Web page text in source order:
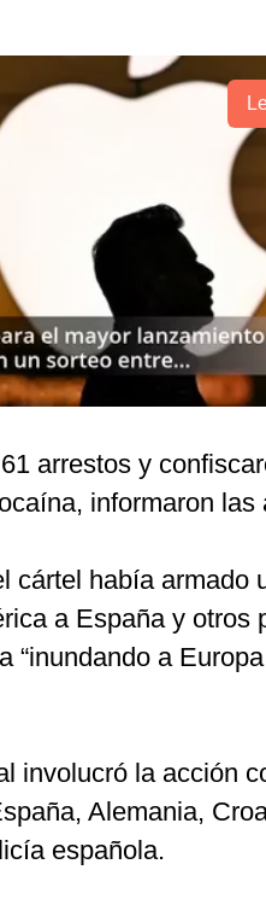
arrestos y
informaron las
cártel había armado
a España y otros
“inundando a
involucró la acción
Alemania,
española.